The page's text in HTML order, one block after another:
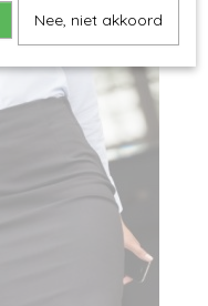
Nee, niet akkoord